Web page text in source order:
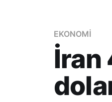
EKONOMİ
İran